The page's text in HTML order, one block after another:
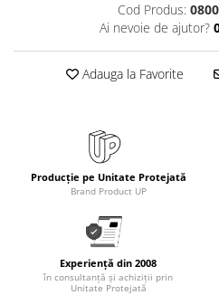
Cod Produs:
Ai nevoie de ajutor?
Adauga la Favorite
Producție pe Unitate Protejată
Brand Product UP
Experiență din 2008
în consultanță și achiziții prin
Unitate Protejată